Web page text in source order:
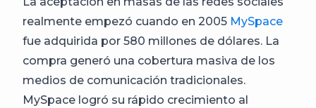
realmente empezó cuando en 2005 MySpace
fue adquirida por 580 millones de dólares. La
compra generó una cobertura masiva de los
medios de comunicación tradicionales.
MySpace logró su rápido crecimiento al